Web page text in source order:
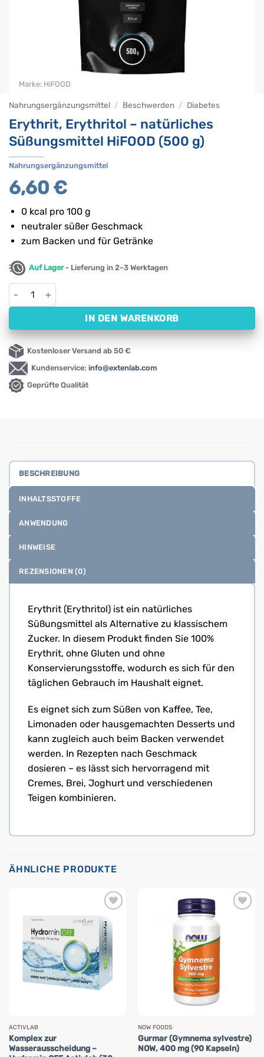
Nahrungsergänzungsmittel / Beschwerden / Diabetes
Erythrit, Erythritol – natürliches
Süßungsmittel HiFOOD (500 g)
Nahrungsergänzungsmittel
6,60 €
0 kcal pro 100 g
neutraler süßer Geschmack
zum Backen und für Getränke
Auf Lager- Lieferung in 2–3 Werktagen
Erythrit, Erythritol – natürliches Süßungsmittel HiFOOD (500
IN DEN WARENKORB
Kostenloser Versand ab 50 €
Kundenservice: info@extenlab.com
Geprüfte Qualität
Marke: HiFOOD
BESCHREIBUNG
INHALTSSTOFFE
ANWENDUNG
HINWEISE
REZENSIONEN (0)
Erythrit (Erythritol) ist ein natürliches
Süßungsmittel als Alternative zu klassischem
Zucker. In diesem Produkt finden Sie 100%
Erythrit, ohne Gluten und ohne
Konservierungsstoffe, wodurch es sich für den
täglichen Gebrauch im Haushalt eignet.
Es eignet sich zum Süßen von Kaffee, Tee,
Limonaden oder hausgemachten Desserts und
kann zugleich auch beim Backen verwendet
werden. In Rezepten nach Geschmack
dosieren – es lässt sich hervorragend mit
Cremes, Brei, Joghurt und verschiedenen
Teigen kombinieren.
ÄHNLICHE PRODUKTE
ACTIVLAB
Komplex zur
Wasserausscheidung –
NOW FOODS
Gurmar (Gymnema sylvestre)
NOW, 400 mg (90 Kapseln)